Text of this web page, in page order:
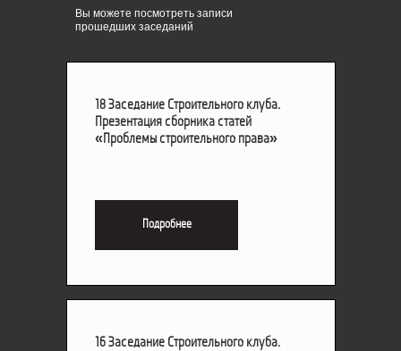
18 Заседание Строительного клуба.
Презентация сборника статей
«Проблемы строительного права»
Подробнее
16 Заседание Строительного клуба.
16 Заседание Строительного клуба.
18 Заседание Строительного клуба.
Презентация сборника статей
«Проблемы строительного права»
Подробнее
Вы можете посмотреть записи
прошедших заседаний